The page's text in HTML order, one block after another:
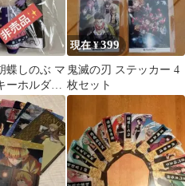
蝶しのぶ マ
ーホルダー
現在 ¥399
鬼滅の刃 ステッカー 4
枚セット